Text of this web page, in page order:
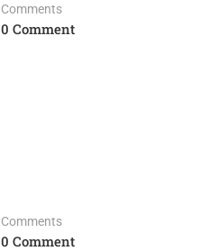
Comments
0 Comment
Comments
0 Comment